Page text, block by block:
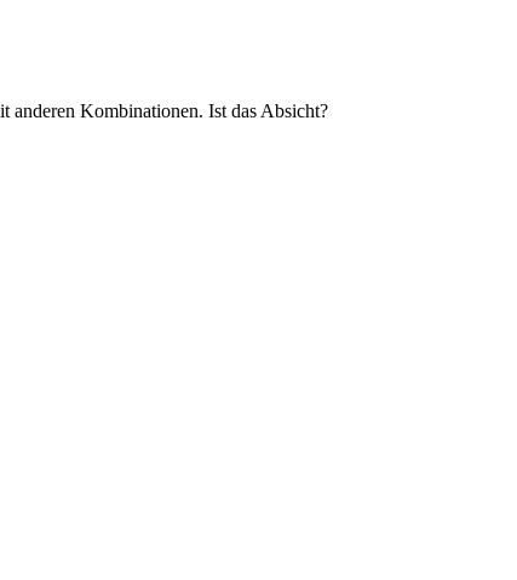
anderen Kombinationen. Ist das Absicht?